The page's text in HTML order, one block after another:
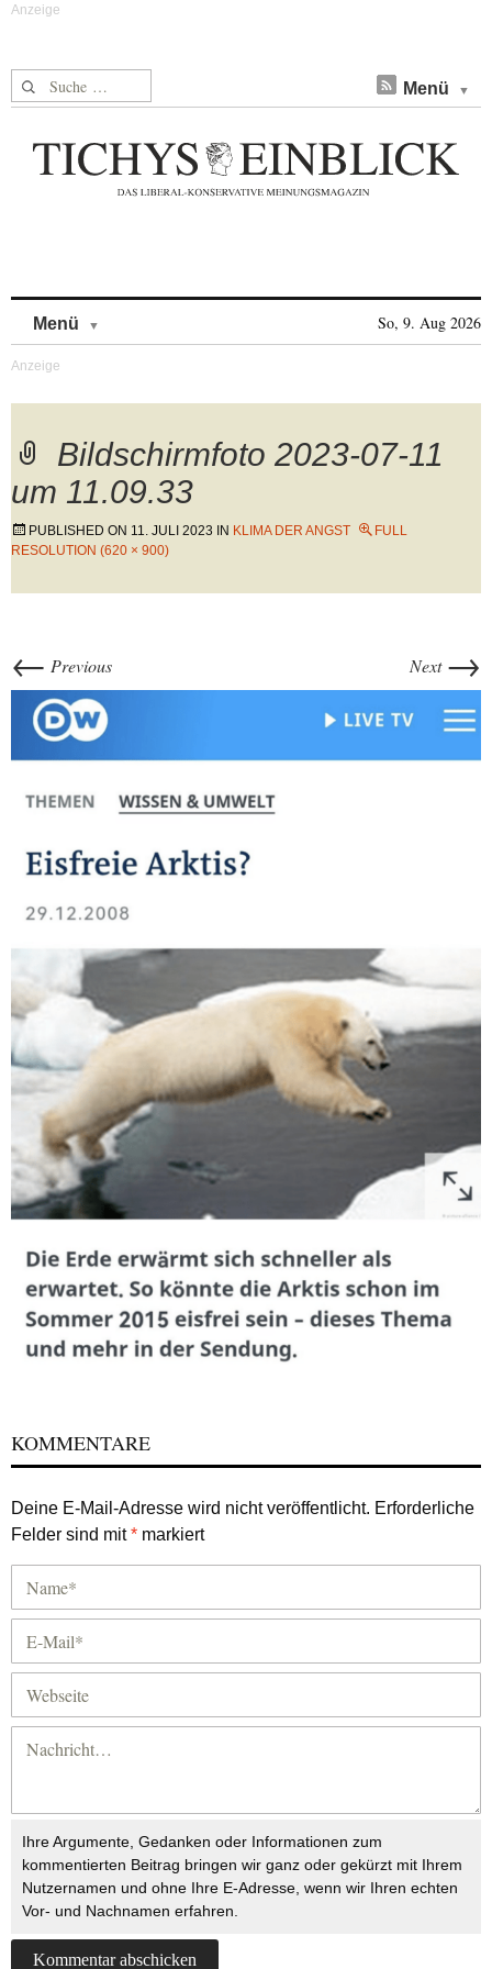
Suche nach: Menü
Menü So, 9. Aug 2026
Bildschirmfoto 2023-07-11
um 11.09.33
PUBLISHED ON 11. JULI 2023 IN KLIMA DER ANGST
FULL
RESOLUTION (620 × 900)
← Previous Next →
KOMMENTARE
Deine E-Mail-Adresse wird nicht veröffentlicht. Erforderliche
Felder sind mit* markiert
Ihre Argumente, Gedanken oder Informationen zum
kommentierten Beitrag bringen wir ganz oder gekürzt mit Ihrem
Nutzernamen und ohne Ihre E-Adresse, wenn wir Ihren echten
Vor- und Nachnamen erfahren.